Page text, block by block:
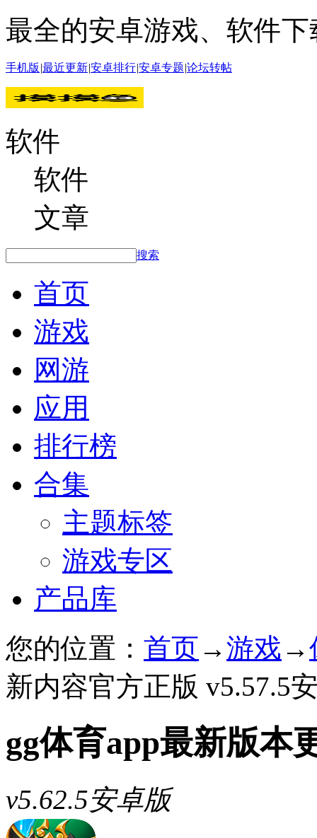
最全的安卓游戏、软件下
手机版 |最近更新|安卓排行|安卓专题|论坛转帖
软件
软件
文章
搜索
首页
游戏
网游
应用
排行榜
合集
主题标签
游戏专区
产品库
您的位置： 首页 →游戏 →
新内容官方正版 v5.57.5
gg体育app最新版本
v5.62.5安卓版